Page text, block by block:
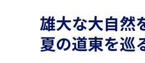
雄大な大自然
夏の道東を巡